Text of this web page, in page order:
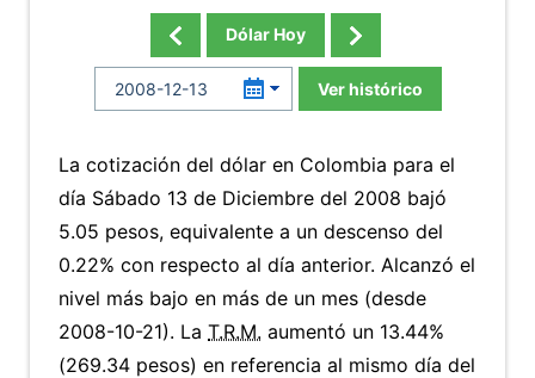
Dólar Hoy
Ver histórico
La cotización del dólar en Colombia para el
día Sábado 13 de Diciembre del 2008 bajó
5.05 pesos, equivalente a un descenso del
0.22% con respecto al día anterior. Alcanzó el
nivel más bajo en más de un mes (desde
2008-10-21). La T.R.M. aumentó un 13.44%
(269.34 pesos) en referencia al mismo día del